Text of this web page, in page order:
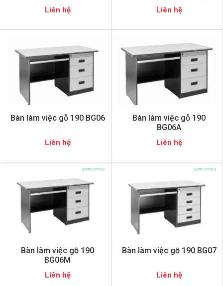
Liên hệ Liên hệ
Bàn làm việc gỗ 190 BG06
Liên hệ
Bàn làm việc gỗ 190
BG06A
Liên hệ
Bàn làm việc gỗ 190
BG06M
Liên hệ
Bàn làm việc gỗ 190 BG07
Liên hệ